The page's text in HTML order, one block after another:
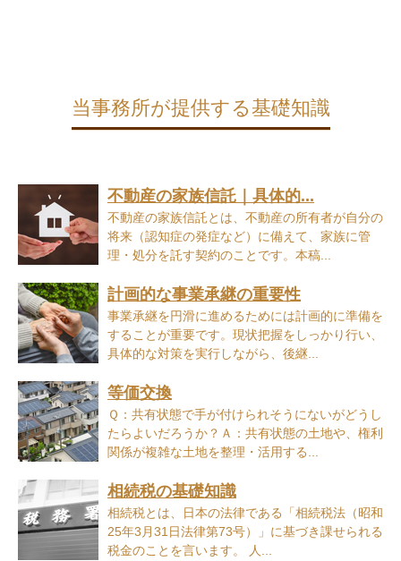
当事務所が提供する基礎知識
不動産の家族信託｜具体的...
不動産の家族信託とは、不動産の所有者が自分の
将来（認知症の発症など）に備えて、家族に管
理・処分を託す契約のことです。本稿...
計画的な事業承継の重要性
事業承継を円滑に進めるためには計画的に準備を
することが重要です。現状把握をしっかり行い、
具体的な対策を実行しながら、後継...
等価交換
Ｑ：共有状態で手が付けられそうにないがどうし
たらよいだろうか？Ａ：共有状態の土地や、権利
関係が複雑な土地を整理・活用する...
相続税の基礎知識
相続税とは、日本の法律である「相続税法（昭和
25年3月31日法律第73号）」に基づき課せられる
税金のことを言います。 人...